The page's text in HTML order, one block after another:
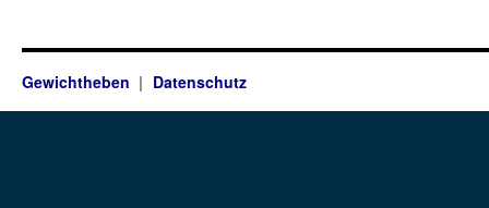
Gewichtheben Datenschutz